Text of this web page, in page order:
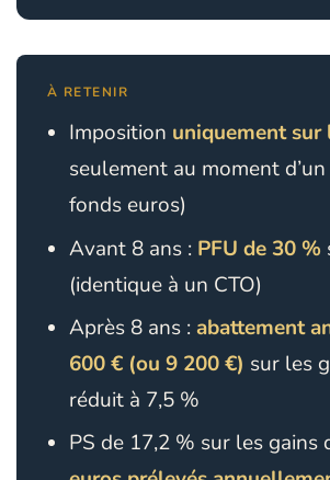
À RETENIR
Imposition uniquement sur
seulement au moment
fonds euros)
Avant 8 ans : PFU de 30 %
(identique à un CTO)
Après 8 ans :abattement
600 € (ou 9 200 €) sur les
réduit à 7,5 %
PS de 17,2 % sur les gains